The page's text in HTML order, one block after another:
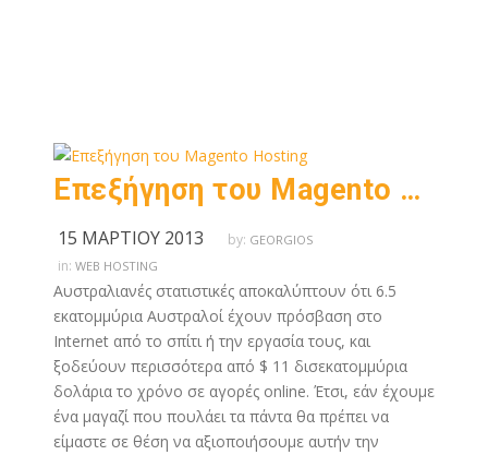
Επεξήγηση του Magento Hosting
15 ΜΑΡΤΊΟΥ 2013 by: GEORGIOS
in: WEB HOSTING
Αυστραλιανές στατιστικές αποκαλύπτουν ότι 6.5
εκατομμύρια Αυστραλοί έχουν πρόσβαση στο
Internet από το σπίτι ή την εργασία τους, και
ξοδεύουν περισσότερα από $ 11 δισεκατομμύρια
δολάρια το χρόνο σε αγορές online. Έτσι, εάν έχουμε
ένα μαγαζί που πουλάει τα πάντα θα πρέπει να
είμαστε σε θέση να αξιοποιήσουμε αυτήν την